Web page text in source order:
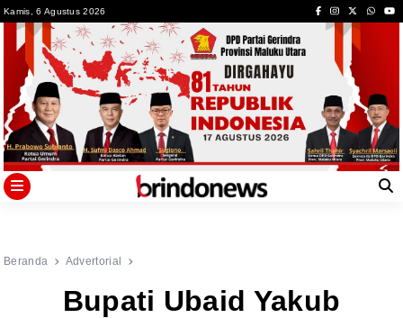
toKamis, 6 Agustus 2026
Beranda Advertorial
Bupati Ubaid Yakub